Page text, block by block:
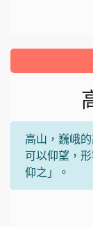
高山，巍峨
可以仰望，
仰之」。